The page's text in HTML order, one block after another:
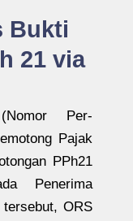
Bukti
21 via
Per-
Pajak
PPh21
Penerima
tersebut, ORS